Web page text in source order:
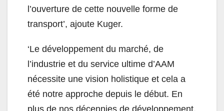
l’ouverture de cette nouvelle forme de
transport’, ajoute Kuger.
‘Le développement du marché, de
l’industrie et du service ultime d’AAM
nécessite une vision holistique et cela a
été notre approche depuis le début. En